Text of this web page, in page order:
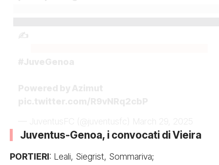
Juventus-Genoa, i convocati di Vieira
PORTIERI: Leali, Siegrist, Sommariva;